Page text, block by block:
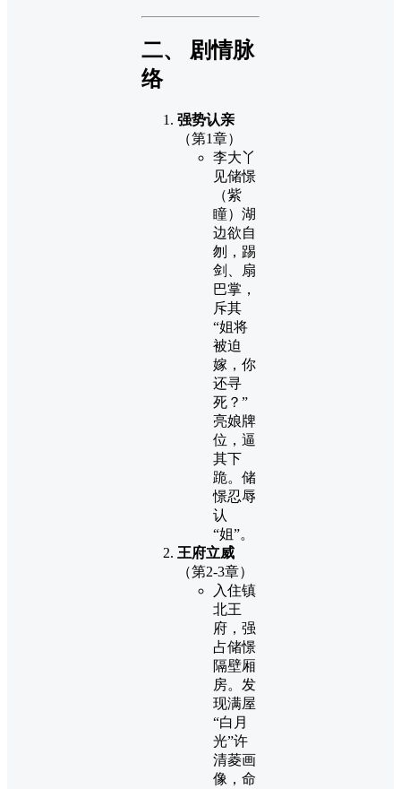
二、 剧情脉
络
强势认亲
（第1章）
李大丫
见储憬
（紫
瞳）湖
边欲自
刎，踢
剑、扇
巴掌，
斥其
“姐将
被迫
嫁，你
还寻
死？”
亮娘牌
位，逼
其下
跪。储
憬忍辱
认
“姐”。
王府立威
（第2-3章）
入住镇
北王
府，强
占储憬
隔壁厢
房。发
现满屋
“白月
光”许
清菱画
像，命